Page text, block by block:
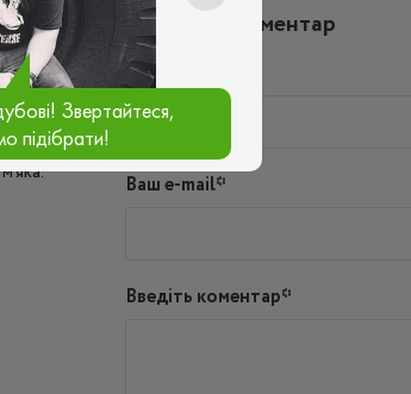
—
Написати коментар
Ім'я*
Ваш e-mail*
Введіть коментар*
Звертайтеся,
підібрати!